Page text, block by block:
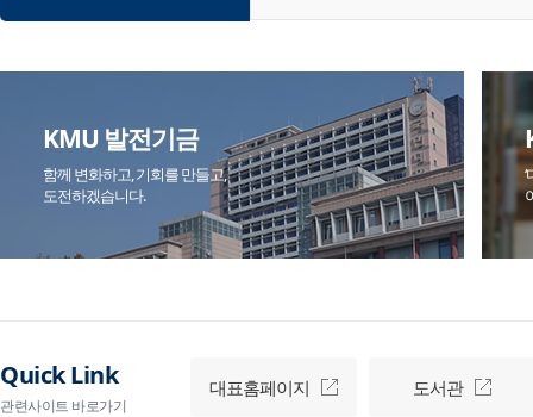
KMU 발전기금
함께 변화하고, 기회를 만들고,
도전하겠습니다.
Quick Link
관련사이트 바로가기
대표홈페이지 도서관